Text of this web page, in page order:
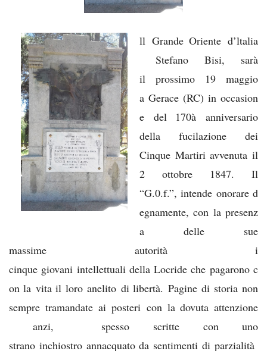
ll Grande Oriente d’ltalia
Stefano Bisi, sarà
il prossimo 19 maggio
a Gerace (RC) in occasion
e del 170à anniversario
della fucilazione dei
Cinque Martiri avvenuta il
2 ottobre 1847. Il
“G.0.f.”, intende onorare d
egnamente, con la presenz
a delle sue
massime autorità i
cinque giovani intellettuali della Locride che pagarono c
on la vita il loro anelito di libertà. Pagine di storia non
sempre tramandate ai posteri con la dovuta attenzione
anzi, spesso scritte con uno
strano inchiostro annacquato da sentimenti di parzialità